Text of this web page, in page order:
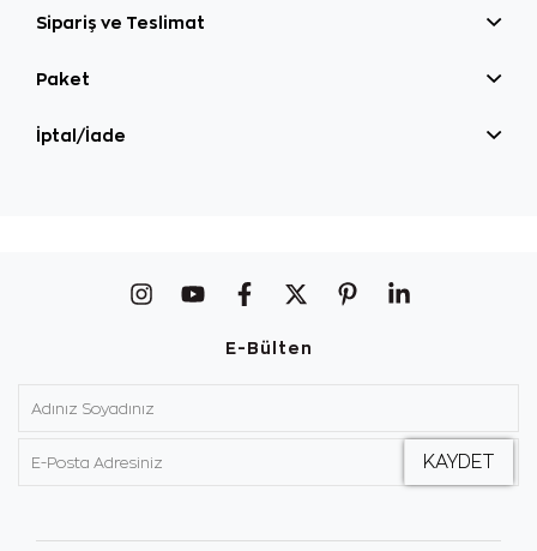
Sipariş ve Teslimat
Paket
İptal/İade
E-Bülten